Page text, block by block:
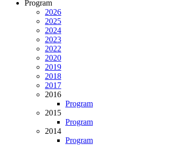
Program
2026
2025
2024
2023
2022
2020
2019
2018
2017
2016
Program
2015
Program
2014
Program